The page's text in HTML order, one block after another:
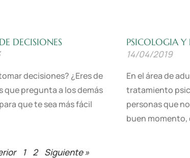
DECISIONES
decisiones? ¿Eres de
que pregunta a los demás
que te sea más fácil
PSICOLOGIA Y
14/04/2019
En el área de
tratamiento
personas que
buen
1 2 Siguiente »